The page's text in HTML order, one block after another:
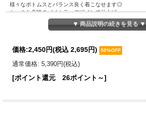
様々なボトムスとバランス良く着こなせます◎
シックな色味のバイカラーデザインで仕上げ、
甘すぎず大人っぽくクラシカルな雰囲気に。
【Detail】
総丈：50cm
肩幅：29cm
裾幅：33cm
▼ 商品説明の続きを見る ▼
価格:2,450円(税込 2,695円) 50%OFF
通常価格: 5,390円(税込)
[ポイント還元 26ポイント～]